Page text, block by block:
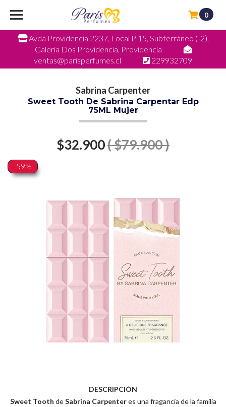
Avda Providencia 2237, Local P 15, Subterráneo (-2),
Galeria Dos Providencia, Providencia
ventas@parisperfumes.cl
229932709
0
Sabrina Carpenter
Sweet Tooth De Sabrina Carpentar Edp
75ML Mujer
$32.900( $79.900 )
-59%
DESCRIPCIÓN
Sweet Tooth deSabrina Carpenteres una fragancia de la familia